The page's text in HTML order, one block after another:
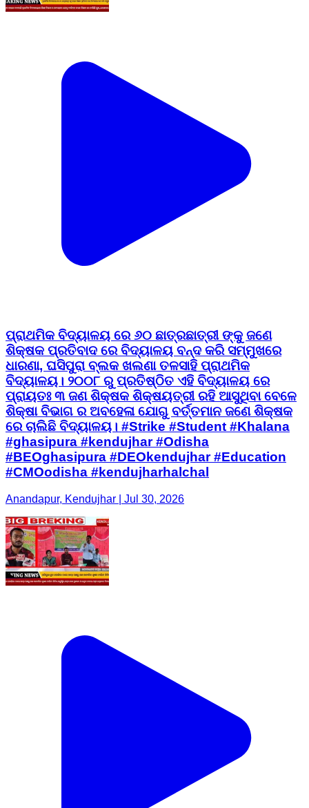
ପ୍ରାଥମିକ ବିଦ୍ୟାଳୟ ରେ ୬୦ ଛାତ୍ରଛାତ୍ରୀ ଙ୍କୁ ଜଣେ
ଶିକ୍ଷକ ପ୍ରତିବାଦ ରେ ବିଦ୍ୟାଳୟ ବନ୍ଦ କରି ସମ୍ମୁଖରେ
ଧାରଣା, ଘସିପୁରା ବ୍ଲକ ଖଲଣା ତଳସାହି ପ୍ରାଥମିକ
ବିଦ୍ୟାଳୟ। ୨୦୦୮ ରୁ ପ୍ରତିଷ୍ଠିତ ଏହି ବିଦ୍ୟାଳୟ ରେ
ପ୍ରାୟତଃ ୩ ଜଣ ଶିକ୍ଷକ ଶିକ୍ଷୟତ୍ରୀ ରହି ଆସୁଥିବା ବେଳେ
ଶିକ୍ଷା ବିଭାଗ ର ଅବହେଳା ଯୋଗୁ ବର୍ତ୍ତମାନ ଜଣେ ଶିକ୍ଷକ
ରେ ଚାଲିଛି ବିଦ୍ୟାଳୟ। #Strike #Student #Khalana
#ghasipura #kendujhar #Odisha
#BEOghasipura #DEOkendujhar #Education
#CMOodisha #kendujharhalchal
Anandapur, Kendujhar | Jul 30, 2026